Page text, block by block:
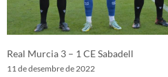
Real Murcia 3 – 1 CE Sabadell
11 de desembre de 2022